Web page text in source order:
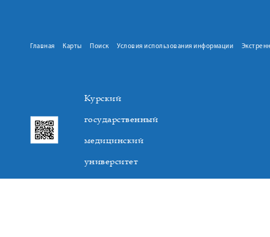
Главная Карты Поиск Условия использования информации
Курский
государственный
медицинский
университет